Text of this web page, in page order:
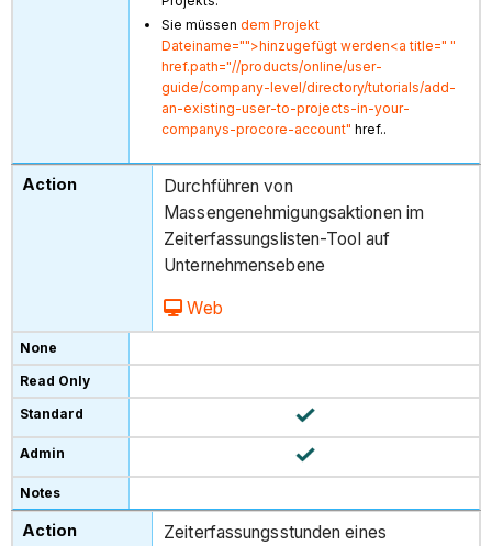
Sie müssendem Projekt
Dateiname="">hinzugefügt werden<a title=" "
href.path="//products/online/user-
guide/company-level/directory/tutorials/add-
an-existing-user-to-projects-in-your-
companys-procore-account" href..
Durchführen von
Massengenehmigungsaktionen im
Zeiterfassungslisten-Tool auf
Unternehmensebene
Web
Zeiterfassungsstunden eines